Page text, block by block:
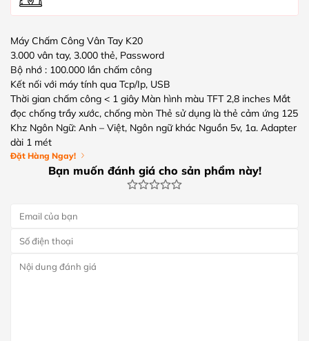
Máy Chấm Công Vân Tay K20
3.000 vân tay, 3.000 thẻ, Password
Bộ nhớ : 100.000 lần chấm công
Kết nối với máy tính qua Tcp/Ip, USB
Thời gian chấm công < 1 giây Màn hình màu TFT 2,8 inches Mắt
đọc chống trầy xước, chống mòn Thẻ sử dụng là thẻ cảm ứng 125
Khz Ngôn Ngữ: Anh – Việt, Ngôn ngữ khác Nguồn 5v, 1a. Adapter
dài 1 mét
Đặt Hàng Ngay!
Bạn muốn đánh giá cho sản phẩm này!